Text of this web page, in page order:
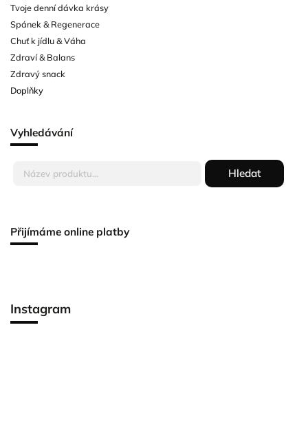
Tvoje denní dávka krásy
Spánek & Regenerace
Chuť k jídlu & Váha
Zdraví & Balans
Zdravý snack
Doplňky
Vyhledávání
Hledat
Přijímáme online platby
Instagram